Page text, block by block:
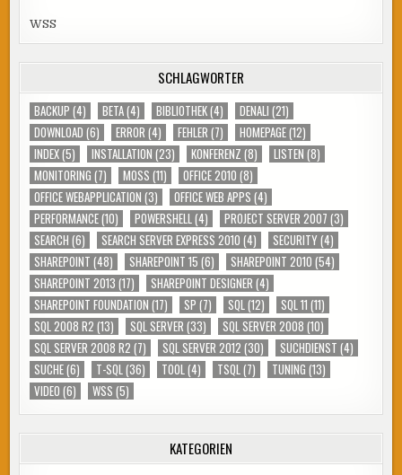
WSS
SCHLAGWÖRTER
BACKUP (4) BETA(4) BIBLIOTHEK(4) DENALI (21)
DOWNLOAD (6) ERROR (4) FEHLER (7) HOMEPAGE(12)
INDEX(5) INSTALLATION (23) KONFERENZ (8) LISTEN (8)
MONITORING (7) MOSS (11) OFFICE 2010 (8)
OFFICE WEBAPPLICATION (3) OFFICE WEB APPS (4)
PERFORMANCE(10) POWERSHELL (4) PROJECT SERVER 2007 (3)
SEARCH (6) SEARCH SERVER EXPRESS 2010 (4) SECURITY(4)
SHAREPOINT (48) SHAREPOINT 15 (6) SHAREPOINT 2010 (54)
SHAREPOINT 2013 (17) SHAREPOINT DESIGNER (4)
SHAREPOINT FOUNDATION (17) SP (7) SQL (12) SQL 11 (11)
SQL 2008 R2 (13) SQL SERVER (33) SQL SERVER 2008 (10)
SQL SERVER 2008 R2 (7) SQL SERVER 2012 (30) SUCHDIENST (4)
SUCHE(6) T-SQL (36) TOOL (4) TSQL (7) TUNING (13)
VIDEO (6) WSS (5)
KATEGORIEN